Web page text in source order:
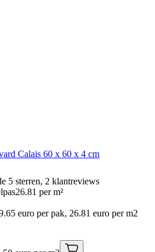
Calais 60 x 60 x 4 cm
5 sterren, 2 klantreviews
26.81 per m²
euro per pak, 26.81 euro per m2